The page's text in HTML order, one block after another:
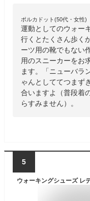
ポルカドット(50代・女性)
運動としてのウォー
行くとたくさん歩く
ーツ用の靴でもない
用のスニーカーをお
ます。「ニューバラ
ゃんとしててつまず
合いますよ（普段着
らすみません）。
5